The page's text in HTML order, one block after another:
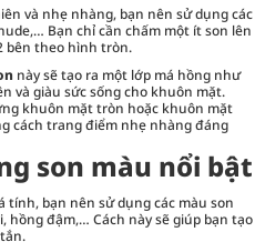
và nhẹ nhàng, bạn nên sử dụng các
Bạn chỉ cần chấm một ít son lên
bên theo hình tròn.
này sẽ tạo ra một lớp má hồng như
và giàu sức sống cho khuôn mặt.
khuôn mặt tròn hoặc khuôn mặt
cách trang điểm nhẹ nhàng đáng
son màu nổi bật
tính, bạn nên sử dụng các màu son
đậm,… Cách này sẽ giúp bạn tạo